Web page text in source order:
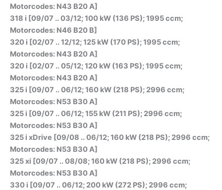
Motorcodes: N43 B20 A]
318 i [09/07 .. 03/12; 100 kW (136 PS); 1995 ccm;
Motorcodes: N46 B20 B]
320 i [02/07 .. 12/12; 125 kW (170 PS); 1995 ccm;
Motorcodes: N43 B20 A]
320 i [02/07 .. 05/12; 120 kW (163 PS); 1995 ccm;
Motorcodes: N43 B20 A]
325 i [09/07 .. 06/12; 160 kW (218 PS); 2996 ccm;
Motorcodes: N53 B30 A]
325 i [09/07 .. 06/12; 155 kW (211 PS); 2996 ccm;
Motorcodes: N53 B30 A]
325 i xDrive [09/08 .. 06/12; 160 kW (218 PS); 2996 ccm;
Motorcodes: N53 B30 A]
325 xi [09/07 .. 08/08; 160 kW (218 PS); 2996 ccm;
Motorcodes: N53 B30 A]
330 i [09/07 .. 06/12; 200 kW (272 PS); 2996 ccm;